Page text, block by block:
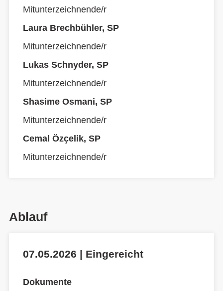
Mitunterzeichnende/r
Laura Brechbühler, SP
Mitunterzeichnende/r
Lukas Schnyder, SP
Mitunterzeichnende/r
Shasime Osmani, SP
Mitunterzeichnende/r
Cemal Özçelik, SP
Mitunterzeichnende/r
Ablauf
07.05.2026 | Eingereicht
Dokumente